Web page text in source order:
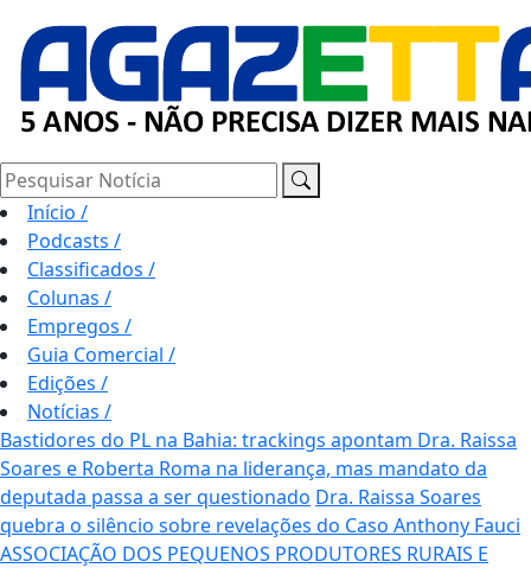
Pesquisar Notícia
Início /
Podcasts /
Classificados /
Colunas /
Empregos /
Guia Comercial /
Edições /
Notícias /
Bastidores do PL na Bahia: trackings apontam Dra. Raissa
Soares e Roberta Roma na liderança, mas mandato da
deputada passa a ser questionado Dra. Raissa Soares
quebra o silêncio sobre revelações do Caso Anthony Fauci
ASSOCIAÇÃO DOS PEQUENOS PRODUTORES RURAIS E